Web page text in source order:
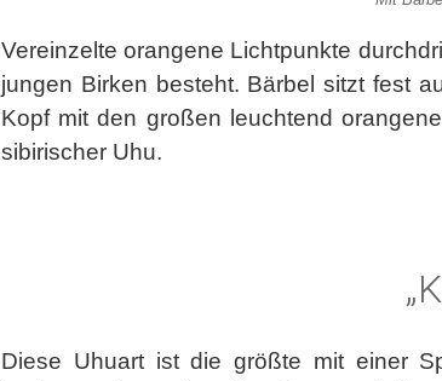
Vereinzelte orangene Lichtpunkte
jungen Birken besteht. Bärbel sitzt fest
Kopf mit den großen leuchtend
sibirischer Uhu.
Diese Uhuart ist die größte mit einer